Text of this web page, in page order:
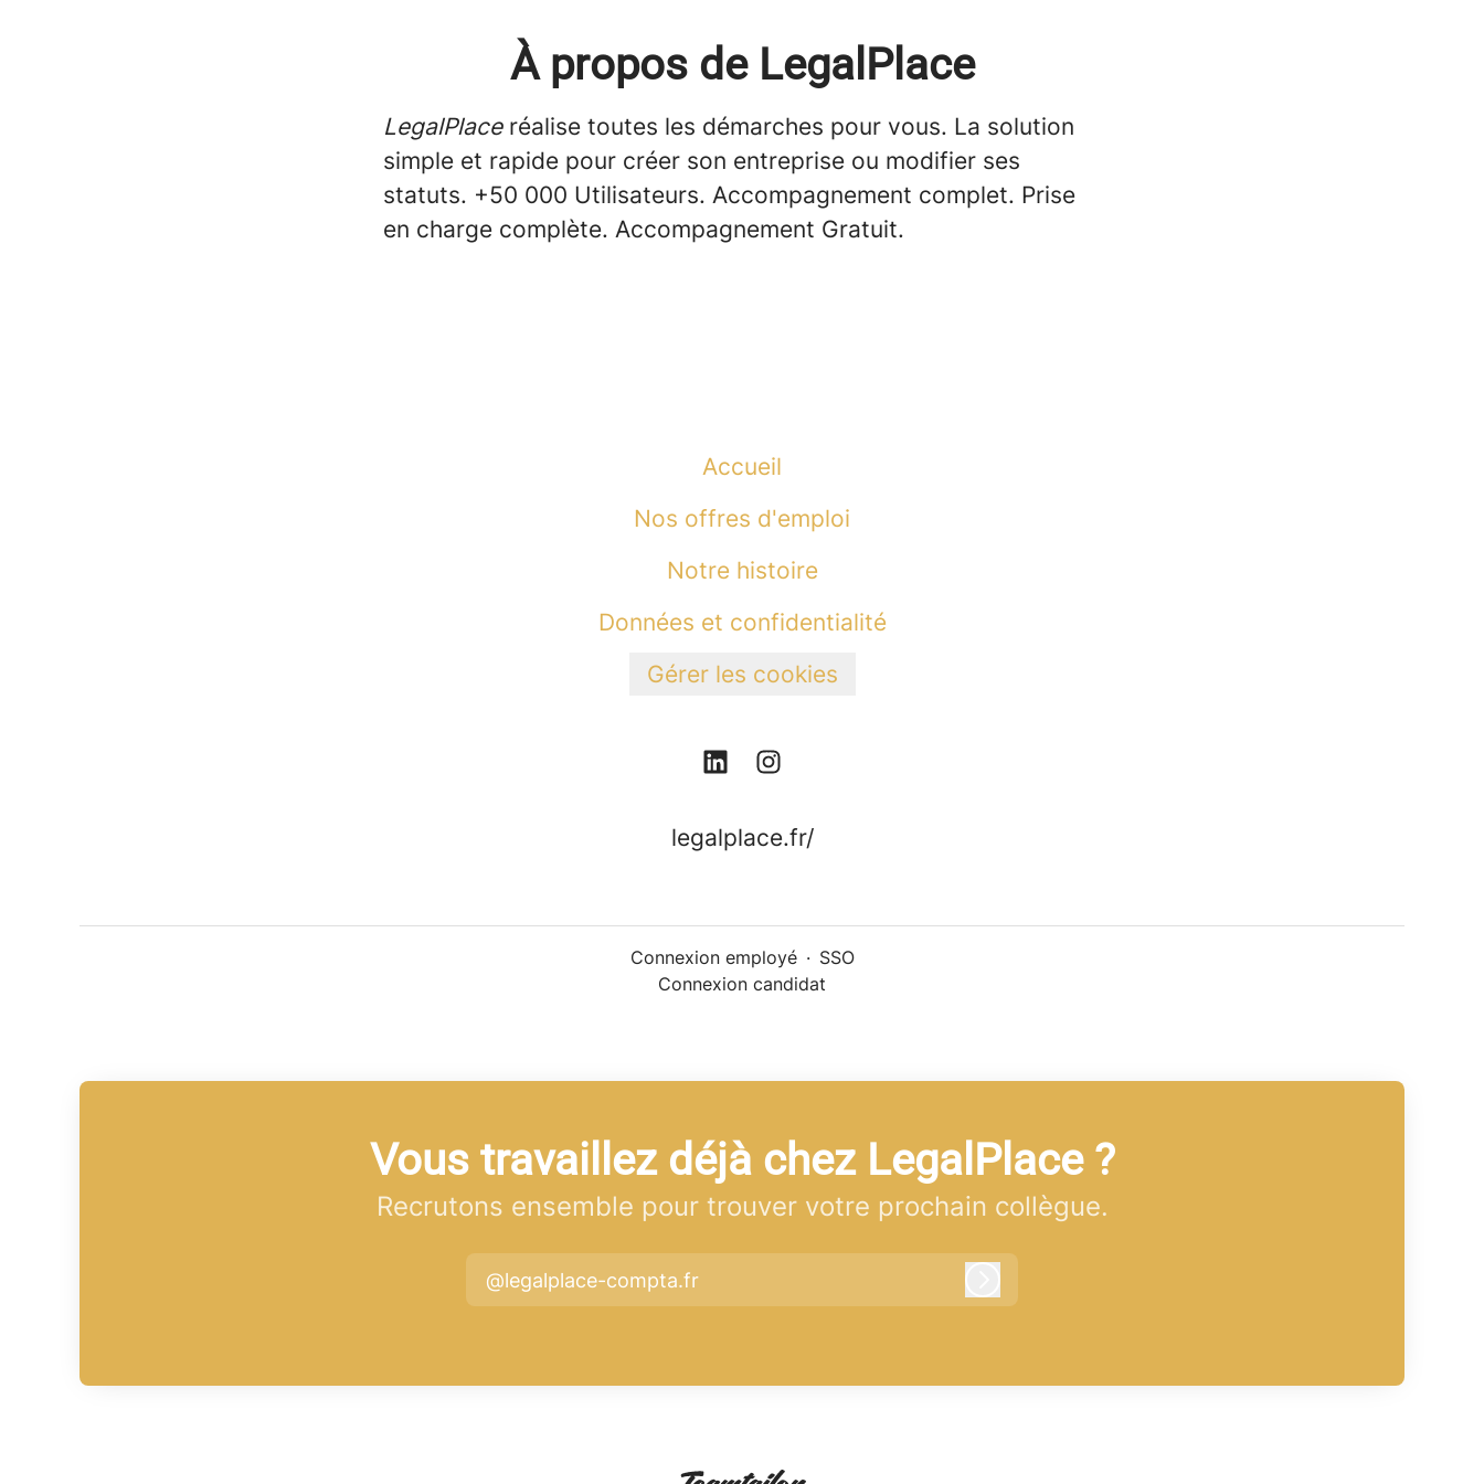
À propos de LegalPlace
LegalPlaceréalise toutes les démarches pour vous. La solution
simple et rapide pour créer son entreprise ou modifier ses
statuts. +50 000 Utilisateurs. Accompagnement complet. Prise
en charge complète. Accompagnement Gratuit.
Accueil
Nos offres d'emploi
Notre histoire
Données et confidentialité
Gérer les cookies
legalplace.fr/
Connexion employé · SSO
Connexion candidat
Vous travaillez déjà chez LegalPlace ?
Recrutons ensemble pour trouver votre prochain collègue.
@legalplace-compta.fr